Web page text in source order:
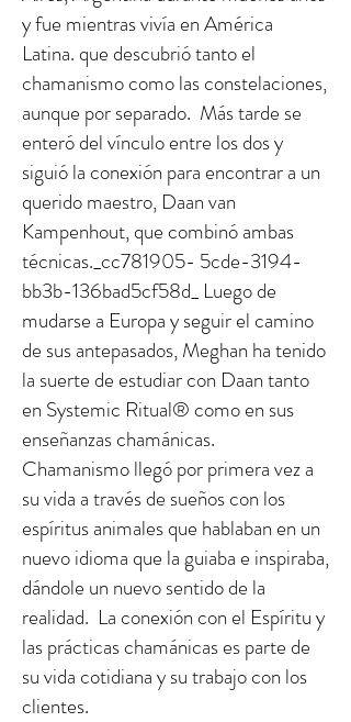
y fue mientras vivía en América
Latina. que descubrió tanto el
chamanismo como las constelaciones,
aunque por separado. Más tarde se
enteró del vínculo entre los dos y
siguió la conexión para encontrar a un
querido maestro, Daan van
Kampenhout, que combinó ambas
técnicas._cc781905- 5cde-3194-
bb3b-136bad5cf58d_ Luego de
mudarse a Europa y seguir el camino
de sus antepasados, Meghan ha tenido
la suerte de estudiar con Daan tanto
en Systemic Ritual® como en sus
enseñanzas chamánicas.
Chamanismo llegó por primera vez a
su vida a través de sueños con los
espíritus animales que hablaban en un
nuevo idioma que la guiaba e inspiraba,
dándole un nuevo sentido de la
realidad. La conexión con el Espíritu y
las prácticas chamánicas es parte de
su vida cotidiana y su trabajo con los
clientes.